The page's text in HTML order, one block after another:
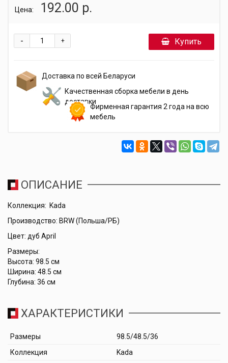
Цена: 192.00 р.
+
- Купить
Доставка по всей Беларуси
Качественная сборка мебели в день
доставки
Фирменная гарантия 2 года на всю
мебель
ОПИСАНИЕ
Коллекция: Kada
Производство: BRW (Польша/РБ)
Цвет: дуб April
Размеры:
Высота: 98.5 см
Ширина: 48.5 см
Глубина: 36 см
ХАРАКТЕРИСТИКИ
Размеры
98.5/48.5/36
Коллекция
Kada